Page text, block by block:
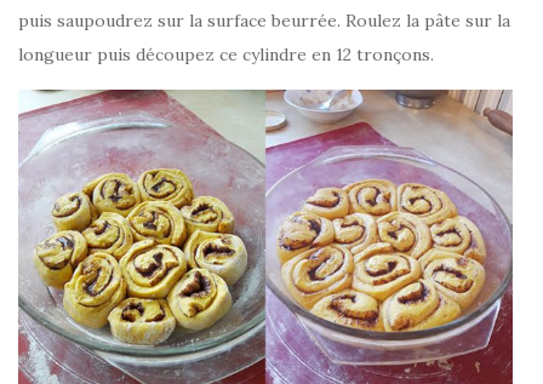
puis saupoudrez sur la surface beurrée. Roulez la pâte sur la
longueur puis découpez ce cylindre en 12 tronçons.